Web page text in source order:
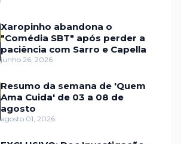
Xaropinho abandona o
"Comédia SBT" após perder a
paciência com Sarro e Capella
junho 26, 2026
Resumo da semana de 'Quem
Ama Cuida' de 03 a 08 de
agosto
agosto 01, 2026